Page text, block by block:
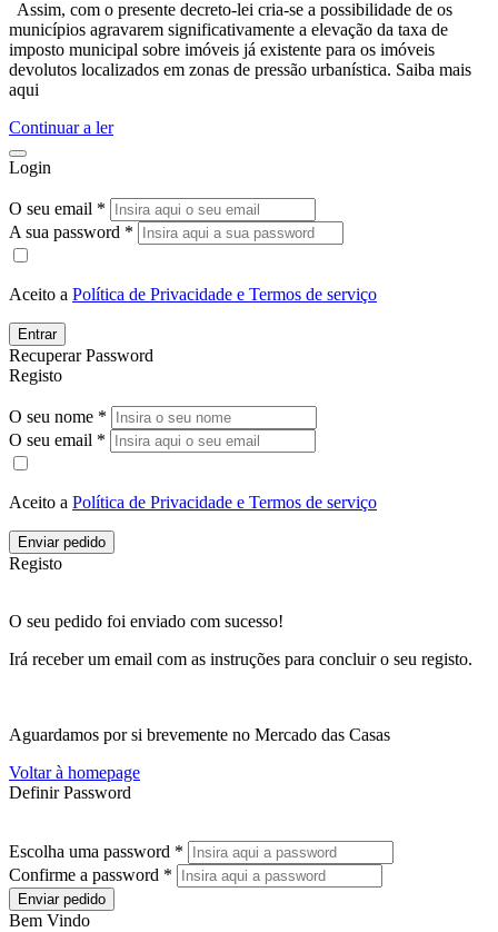
Assim, com o presente decreto-lei cria-se a possibilidade de os
municípios agravarem significativamente a elevação da taxa de
imposto municipal sobre imóveis já existente para os imóveis
devolutos localizados em zonas de pressão urbanística. Saiba mais
aqui
Continuar a ler
Login
O seu email *
A sua password *
Aceito a Política de Privacidade e Termos de serviço
Entrar
Recuperar Password
Registo
O seu nome *
O seu email *
Aceito a Política de Privacidade e Termos de serviço
Enviar pedido
Registo
O seu pedido foi enviado com sucesso!
Irá receber um email com as instruções para concluir o seu registo.
Aguardamos por si brevemente no Mercado das Casas
Voltar à homepage
Definir Password
Escolha uma password *
Confirme a password *
Enviar pedido
Bem Vindo